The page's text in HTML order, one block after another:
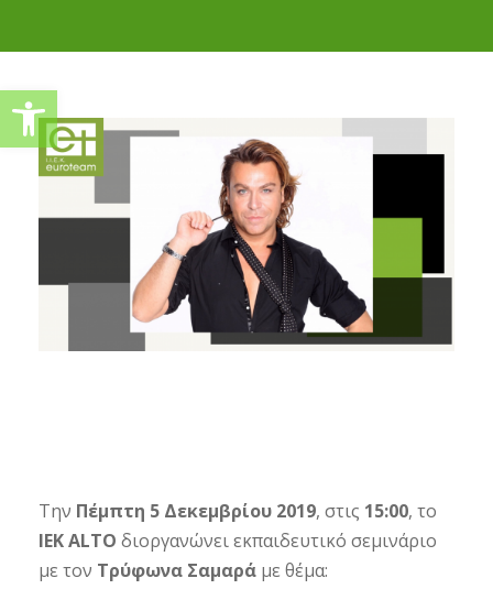
Την Πέμπτη 5 Δεκεμβρίου 2019, στις 15:00, το
ΙΕΚALTO διοργανώνει εκπαιδευτικό σεμινάριο
με τον Τρύφωνα Σαμαρά με θέμα:
Ανοίξτε τη γραμμή